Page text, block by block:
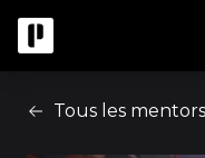
Tous les mentors